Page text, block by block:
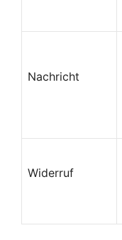
Nachricht
Widerruf